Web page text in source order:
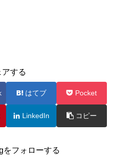
アする
はてブ Pocket
LinkedIn コピー
をフォローする